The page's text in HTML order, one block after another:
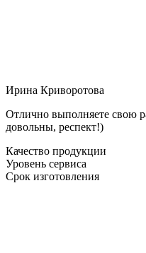
Ирина Криворотова
Отлично выполняете свою
довольны, респект!)
Качество продукции
Уровень сервиса
Срок изготовления